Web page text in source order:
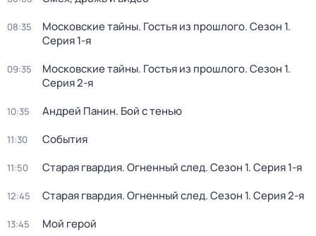
08:35 Московские тайны. Гостья из прошлого. Сезон 1.
Серия 1-я
09:35 Московские тайны. Гостья из прошлого. Сезон 1.
Серия 2-я
10:35 Андрей Панин. Бой с тенью
11:30 События
11:50 Старая гвардия. Огненный след. Сезон 1. Серия 1-я
12:45 Старая гвардия. Огненный след. Сезон 1. Серия 2-я
13:45 Мой герой